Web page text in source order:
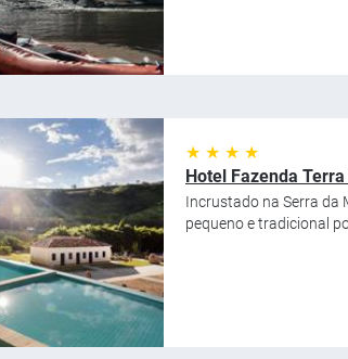
★ ★ ★ ★
Hotel Fazenda
Incrustado na Serra da
pequeno e tradicional